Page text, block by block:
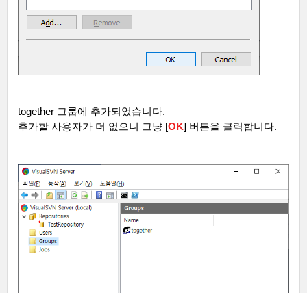
together 그룹에 추가되었습니다.
추가할 사용자가 더 없으니 그냥 [OK] 버튼을 클릭합니다.